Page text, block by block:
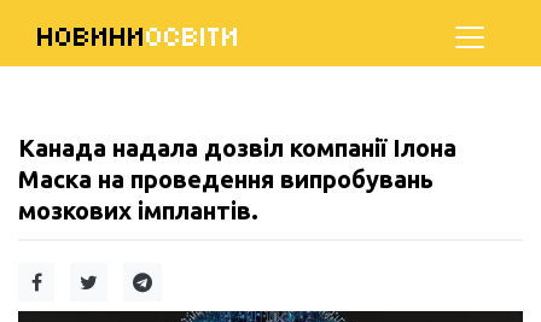
НОВИНИОСВІТИ
Канада надала дозвіл компанії Ілона
Маска на проведення випробувань
мозкових імплантів.